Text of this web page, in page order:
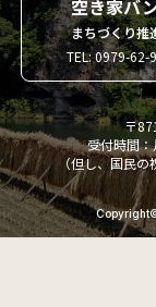
空き家バ
まちづくり推
TEL: 0979-62-
〒
受付時間
（但し、国民の